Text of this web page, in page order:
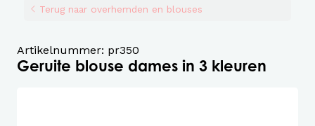
Terug naar overhemden en blouses
Artikelnummer: pr350
Geruite blouse dames in 3 kleuren